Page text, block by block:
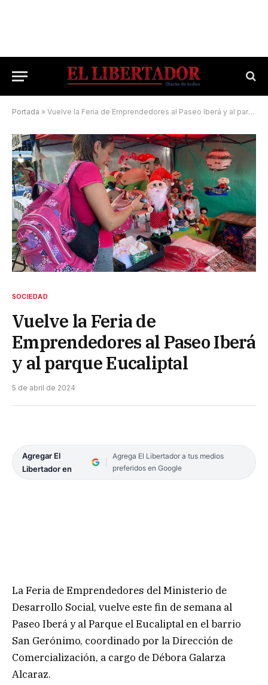
Portada » Vuelve la Feria de Emprendedores al Paseo Iberá y al parque Eucaliptal
SOCIEDAD
Vuelve la Feria de
Emprendedores al Paseo Iberá
y al parque Eucaliptal
5 de abril de 2024
Agregar El
Libertador en
Agrega El Libertador a tus medios
preferidos en Google
La Feria de Emprendedores del Ministerio de
Desarrollo Social, vuelve este fin de semana al
Paseo Iberá y al Parque el Eucaliptal en el barrio
San Gerónimo, coordinado por la Dirección de
Comercialización, a cargo de Débora Galarza
Alcaraz.